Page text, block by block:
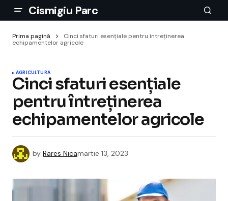
Cismigiu Parc
Prima pagină
Cinci sfaturi esențiale pentru întreținerea
echipamentelor agricole
AGRICULTURA
Cinci sfaturi esențiale
pentru întreținerea
echipamentelor agricole
by Rares Nicamartie 13, 2023